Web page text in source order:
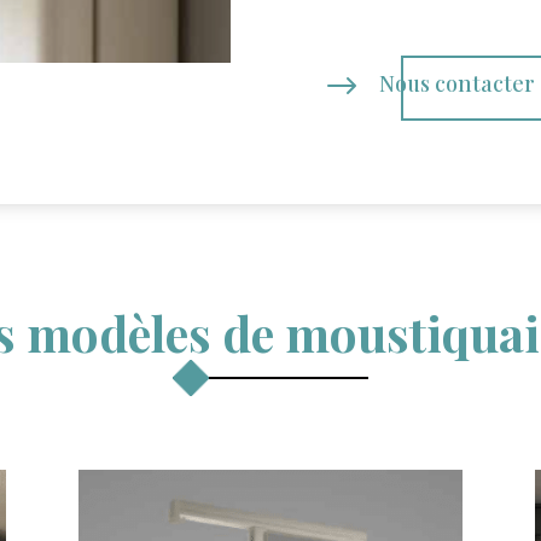
$ Nous contacter
modèles de